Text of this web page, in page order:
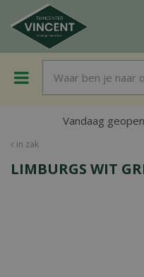
a
in zak
Vandaag
LIMBURGS WIT